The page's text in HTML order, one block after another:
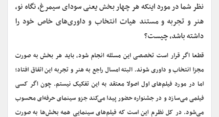
نظر شما در مورد اینکه هر چهار بخش یعنی سودای سیمرغ، نگاه نو،‌
هنر و تجربه و مستند هیات انتخاب و داوری‌های خاص خود را
داشته باشد، چیست؟
قطعا اگر قرار است تخصصی این مسئله انجام شود، باید هر بخش به صورت
مجزا انتخاب و داوری شوند. البته امسال راجع به هنر و تجربه این اتفاق افتاد؛
اما در مورد فیلم‌های اول اصولا معتقد به این تفکیک نیستم. چون اگر کسی
فیلمی می‌سازد و در جشنواره حضور پیدا می‌کند جزو سینمای حرفه‌ای محسوب
می‌شود. در کل نظرم این است که فیلم‌های سینمایی همه بخش‌ها به صورت